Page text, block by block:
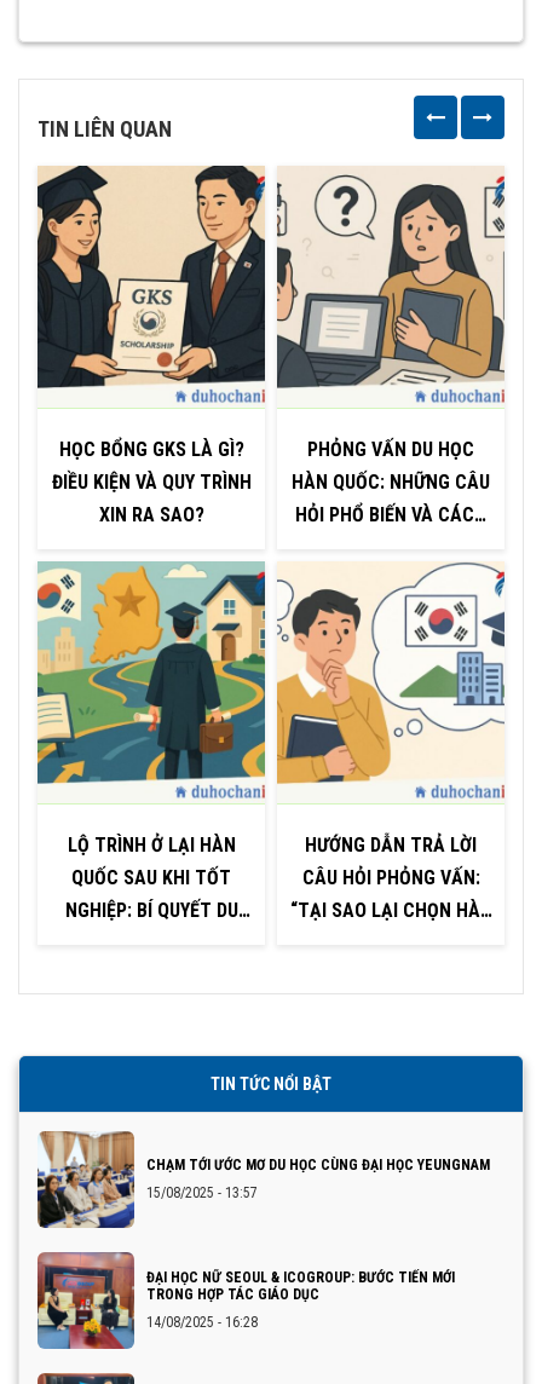
TIN LIÊN QUAN
HỌC BỔNG GKS LÀ GÌ?
ĐIỀU KIỆN VÀ QUY TRÌNH
XIN RA SAO?
LỘ TRÌNH Ở LẠI HÀN
QUỐC SAU KHI TỐT
NGHIỆP: BÍ QUYẾT DU
PHỎNG VẤN DU HỌC
HÀN QUỐC: NHỮNG CÂU
HỎI PHỔ BIẾN VÀ CÁCH
HƯỚNG DẪN TRẢ LỜI
CÂU HỎI PHỎNG VẤN:
“TẠI SAO LẠI CHỌN HÀN
TIN TỨC NỔI BẬT
CHẠM TỚI ƯỚC MƠ DU HỌC CÙNG ĐẠI HỌC YEUNGNAM
15/08/2025 - 13:57
ĐẠI HỌC NỮ SEOUL & ICOGROUP: BƯỚC TIẾN MỚI
TRONG HỢP TÁC GIÁO DỤC
14/08/2025 - 16:28